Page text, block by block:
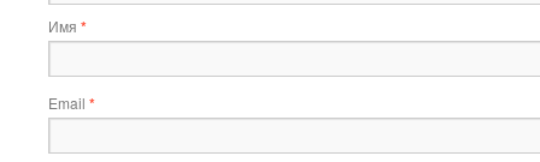
Имя *
Email *